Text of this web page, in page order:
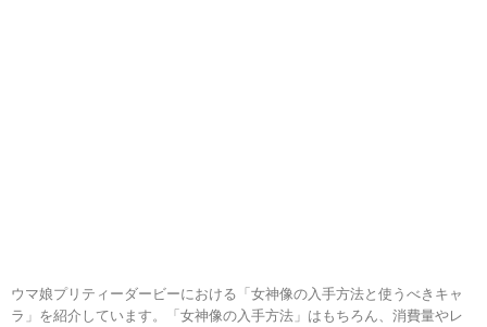
ウマ娘プリティーダービーにおける「女神像の入手方法と使うべきキャ
ラ」を紹介しています。「女神像の入手方法」はもちろん、消費量やレ